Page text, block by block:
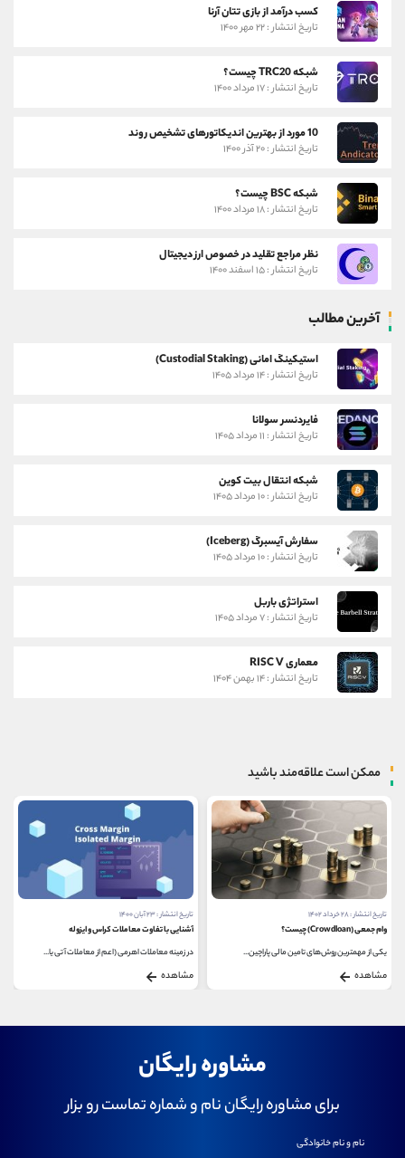
کسب درآمد از بازی تتان آرنا
تاریخ انتشار : ۲۲ مهر ۱۴۰۰
شبکه TRC20 چیست؟
تاریخ انتشار : ۱۷ مرداد ۱۴۰۰
10 مورد از بهترین اندیکاتورهای تشخیص روند
تاریخ انتشار : ۲۰ آذر ۱۴۰۰
شبکه BSC چیست؟
تاریخ انتشار : ۱۸ مرداد ۱۴۰۰
نظر مراجع تقلید در خصوص ارز دیجیتال
تاریخ انتشار : ۱۵ اسفند ۱۴۰۰
آخرین مطالب
استیکینگ امانی (Custodial Staking)
تاریخ انتشار : ۱۴ مرداد ۱۴۰۵
فایردنسر سولانا
تاریخ انتشار : ۱۱ مرداد ۱۴۰۵
شبکه انتقال بیت کوین
تاریخ انتشار : ۱۰ مرداد ۱۴۰۵
سفارش آیسبرگ (Iceberg)
تاریخ انتشار : ۱۰ مرداد ۱۴۰۵
استراتژی باربل
تاریخ انتشار : ۷ مرداد ۱۴۰۵
معماری RISC V
تاریخ انتشار : ۱۴ بهمن ۱۴۰۴
ممکن است علاقه‌مند باشید
تاریخ انتشار : ۲۸ خرداد ۱۴۰۲
وام جمعی (Crowdloan) چیست؟
یکی از مهمترین روش‌های تامین مالی پاراچین...
مشاهده
تاریخ انتشار : ۲۳ آبان ۱۴۰۰
آشنایی با تفاوت معاملات کراس و ایزوله
در زمینه معاملات اهرمی (اعم از معاملات آتی یا...
مشاهده
مشاوره رایگان
برای مشاوره رایگان نام و شماره تماست رو بزار
نام و نام خانوادگی